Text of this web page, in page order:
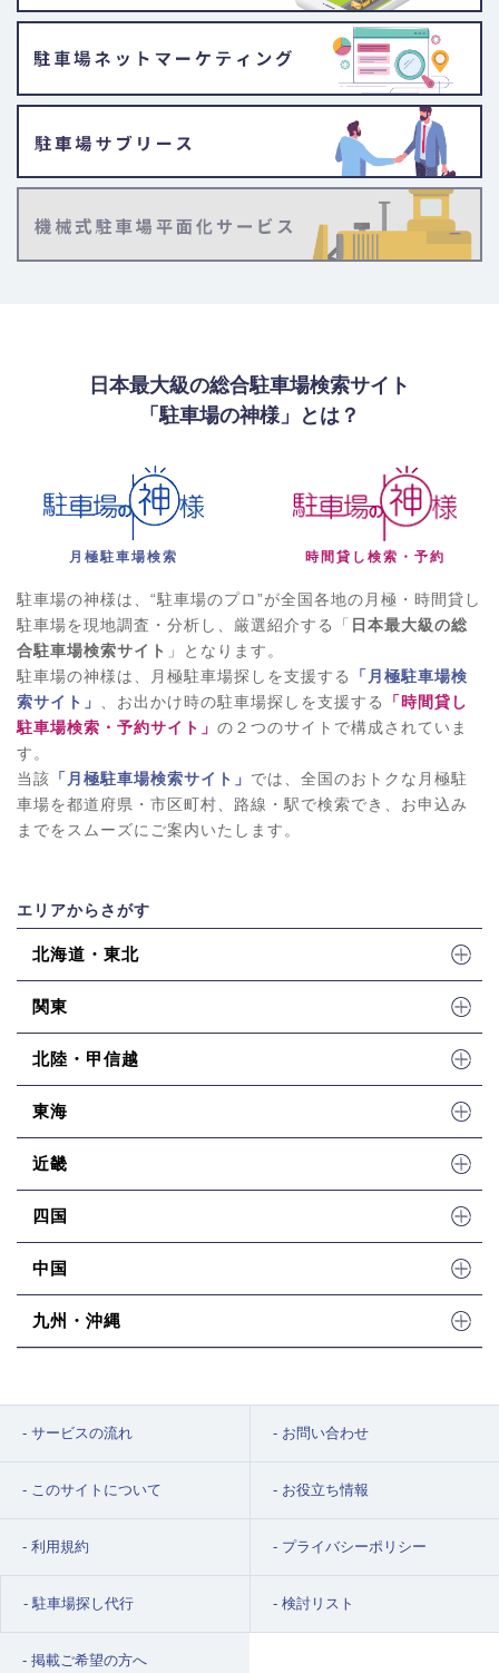
日本最大級の総合駐車場検索サイト
「駐車場の神様」とは？
月極駐車場検索 時間貸し検索・予約
駐車場の神様は、“駐車場のプロ”が全国各地の月極・時間貸し
駐車場を現地調査・分析し、厳選紹介する「 日本最大級の総
合駐車場検索サイト 」となります。
駐車場の神様は、月極駐車場探しを支援する
「月極駐車場検
索サイト」
、お出かけ時の駐車場探しを支援する
「時間貸し
駐車場検索・予約サイト」 の２つのサイトで構成されていま
す。
当該 「月極駐車場検索サイト」 では、全国のおトクな月極駐
車場を都道府県・市区町村、路線・駅で検索でき、お申込み
までをスムーズにご案内いたします。
エリアからさがす
北海道・東北
関東
北陸・甲信越
東海
近畿
四国
中国
九州・沖縄
サービスの流れ お問い合わせ
このサイトについて お役立ち情報
利用規約 プライバシーポリシー
駐車場探し代行 検討リスト
掲載ご希望の方へ